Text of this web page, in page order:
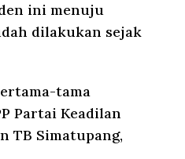
ini menuju
dilakukan sejak
tama
Partai Keadilan
TB Simatupang,